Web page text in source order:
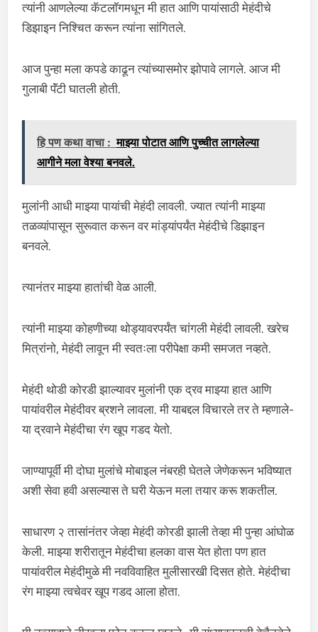
त्यांनी आणलेल्या कॅटलॉगमधून मी हात आणि पायांसाठी मेहंदीचे
डिझाइन निश्चित करून त्यांना सांगितले.
आज पुन्हा मला कपडे काढून त्यांच्यासमोर झोपावे लागले. आज मी
गुलाबी पॅंटी घातली होती.
हि पण कथा वाचा : माझ्या पोटात आणि पुच्चीत लागलेल्या
आगीने मला वेश्या बनवले.
मुलांनी आधी माझ्या पायांची मेहंदी लावली. ज्यात त्यांनी माझ्या
तळव्यांपासून सुरूवात करून वर मांड्यांपर्यंत मेहंदीचे डिझाइन
बनवले.
त्यानंतर माझ्या हातांची वेळ आली.
त्यांनी माझ्या कोहणीच्या थोड्यावरपर्यंत चांगली मेहंदी लावली. खरेच
मित्रांनो, मेहंदी लावून मी स्वतःला परीपेक्षा कमी समजत नव्हते.
मेहंदी थोडी कोरडी झाल्यावर मुलांनी एक द्रव माझ्या हात आणि
पायांवरील मेहंदीवर ब्रशने लावला. मी याबद्दल विचारले तर ते म्हणाले-
या द्रवाने मेहंदीचा रंग खूप गडद येतो.
जाण्यापूर्वी मी दोघा मुलांचे मोबाइल नंबरही घेतले जेणेकरून भविष्यात
अशी सेवा हवी असल्यास ते घरी येऊन मला तयार करू शकतील.
साधारण २ तासांनंतर जेव्हा मेहंदी कोरडी झाली तेव्हा मी पुन्हा आंघोळ
केली. माझ्या शरीरातून मेहंदीचा हलका वास येत होता पण हात
पायांवरील मेहंदीमुळे मी नवविवाहित मुलीसारखी दिसत होते. मेहंदीचा
रंग माझ्या त्वचेवर खूप गडद आला होता.